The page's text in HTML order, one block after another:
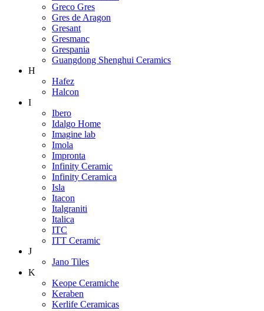
Greco Gres
Gres de Aragon
Gresant
Gresmanc
Grespania
Guangdong Shenghui Ceramics
H
Hafez
Halcon
I
Ibero
Idalgo Home
Imagine lab
Imola
Impronta
Infinity Ceramic
Infinity Ceramica
Isla
Itacon
Italgraniti
Italica
ITC
ITT Ceramic
J
Jano Tiles
K
Keope Ceramiche
Keraben
Kerlife Ceramicas